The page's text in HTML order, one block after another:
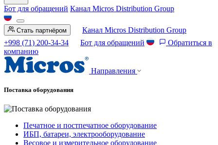
Бот для обращений Канал Micros Distribution Group
Стать партнёром
Канал Micros Distribution Group
+998 (71) 200-34-34
Бот для обращений
Обратиться в
компанию
Направления
Поставка оборудования
Печатное и постпечатное оборудование
ИБП, батареи, электрооборудование
Весовое и измерительное оборудование